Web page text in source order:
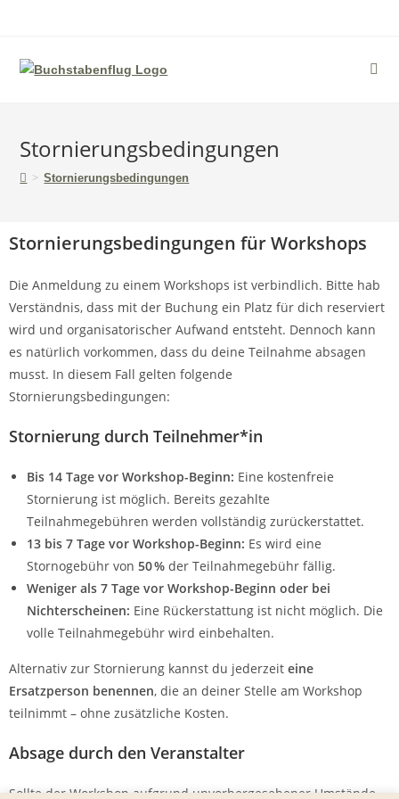
Stornierungsbedingungen
> Stornierungsbedingungen
Stornierungsbedingungen für Workshops
Die Anmeldung zu einem Workshops ist verbindlich. Bitte hab
Verständnis, dass mit der Buchung ein Platz für dich reserviert
wird und organisatorischer Aufwand entsteht. Dennoch kann
es natürlich vorkommen, dass du deine Teilnahme absagen
musst. In diesem Fall gelten folgende
Stornierungsbedingungen:
Stornierung durch Teilnehmer*in
Bis 14 Tage vor Workshop-Beginn: Eine kostenfreie
Stornierung ist möglich. Bereits gezahlte
Teilnahmegebühren werden vollständig zurückerstattet.
13 bis 7 Tage vor Workshop-Beginn: Es wird eine
Stornogebühr von 50 % der Teilnahmegebühr fällig.
Weniger als 7 Tage vor Workshop-Beginn oder bei
Nichterscheinen: Eine Rückerstattung ist nicht möglich. Die
volle Teilnahmegebühr wird einbehalten.
Alternativ zur Stornierung kannst du jederzeit eine
Ersatzperson benennen, die an deiner Stelle am Workshop
teilnimmt – ohne zusätzliche Kosten.
Absage durch den Veranstalter
Sollte der Workshop aufgrund unvorhergesehener Umstände